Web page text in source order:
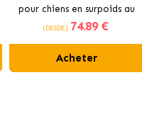
pour chiens en surpoids au
poulet frais
(DESDE) 74.89 €
Acheter